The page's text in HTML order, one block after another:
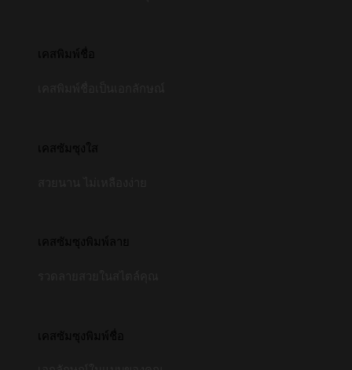
เคสพิมพ์ชื่อ
เคสซัมซุงใส
เคสซัมซุงพิมพ์ลาย
เคสซัมซุงพิมพ์ชื่อ